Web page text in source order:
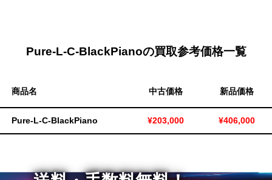
Pure-L-C-BlackPianoの買取参考価格一覧
商品名 中古価格 新品価格
Pure-L-C-BlackPiano ¥203,000 ¥406,000